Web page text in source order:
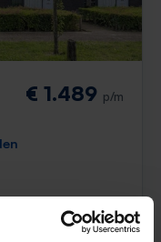
€ 1.489 p/m
al weg